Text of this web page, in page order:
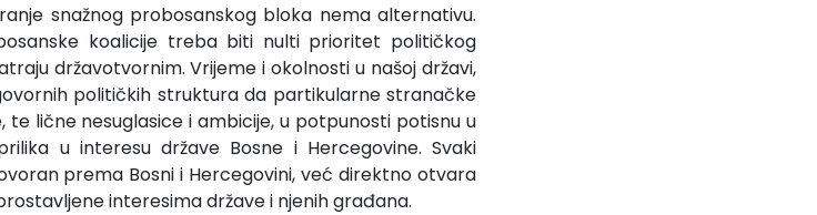
snažnog probosanskog bloka nema alternativu.
koalicije treba biti nulti prioritet političkog
državotvornim. Vrijeme i okolnosti u našoj državi,
političkih struktura da partikularne stranačke
lične nesuglasice i ambicije, u potpunosti potisnu u
u interesu države Bosne i Hercegovine. Svaki
prema Bosni i Hercegovini, već direktno otvara
interesima države i njenih građana.